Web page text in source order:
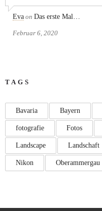
Eva on Das erste Mal…
Februar 6, 2020
TAGS
Bavaria Bayern
fotografie Fotos
Landscape Landschaft
Nikon Oberammergau